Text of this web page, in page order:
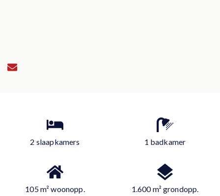
2 slaapkamers 1 badkamer
105 m² woonopp. 1.600 m² grondopp.